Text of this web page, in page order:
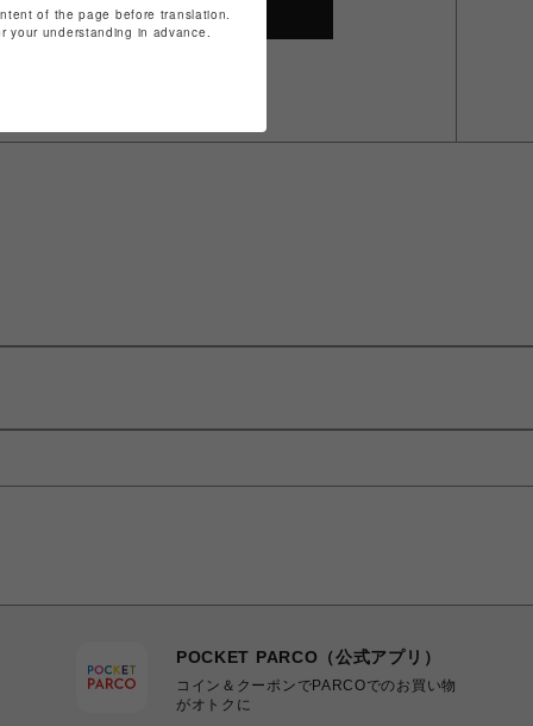
SHOP TOP
POCKET PARCO（公式アプリ）
コイン＆クーポンでPARCOでのお買い物
がオトクに
of the page before translation.
your understanding in advance.